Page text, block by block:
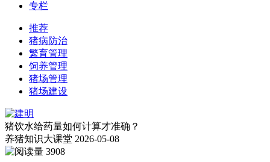
专栏
推荐
猪病防治
繁育管理
饲养管理
猪场管理
猪场建设
猪饮水给药量如何计算才准确？
养猪知识大课堂 2026-05-08
3908